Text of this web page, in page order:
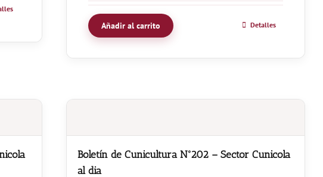
Añadir al carrito Detalles
Boletín de Cunicultura Nº202 – Sector Cunicola
al dia